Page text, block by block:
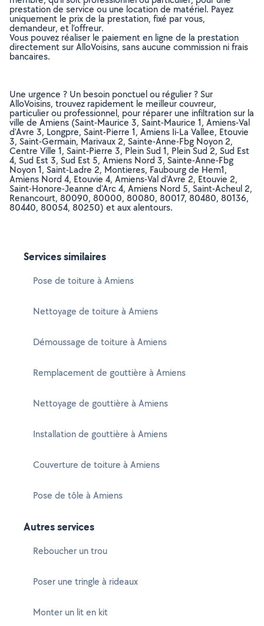
prestation de service ou une location de matériel. Payez
uniquement le prix de la prestation, fixé par vous,
demandeur, et l’offreur.
Vous pouvez réaliser le paiement en ligne de la prestation
directement sur AlloVoisins, sans aucune commission ni frais
bancaires.
Une urgence ? Un besoin ponctuel ou régulier ? Sur
AlloVoisins, trouvez rapidement le meilleur couvreur,
particulier ou professionnel, pour réparer une infiltration sur la
ville de Amiens (Saint-Maurice 3, Saint-Maurice 1, Amiens-Val
d'Avre 3, Longpre, Saint-Pierre 1, Amiens Ii-La Vallee, Etouvie
3, Saint-Germain, Marivaux 2, Sainte-Anne-Fbg Noyon 2,
Centre Ville 1, Saint-Pierre 3, Plein Sud 1, Plein Sud 2, Sud Est
4, Sud Est 3, Sud Est 5, Amiens Nord 3, Sainte-Anne-Fbg
Noyon 1, Saint-Ladre 2, Montieres, Faubourg de Hem1,
Amiens Nord 4, Etouvie 4, Amiens-Val d'Avre 2, Etouvie 2,
Saint-Honore-Jeanne d'Arc 4, Amiens Nord 5, Saint-Acheul 2,
Renancourt, 80090, 80000, 80080, 80017, 80480, 80136,
80440, 80054, 80250) et aux alentours.
Services similaires
Pose de toiture à Amiens
Nettoyage de toiture à Amiens
Démoussage de toiture à Amiens
Remplacement de gouttière à Amiens
Nettoyage de gouttière à Amiens
Installation de gouttière à Amiens
Couverture de toiture à Amiens
Pose de tôle à Amiens
Autres services
Reboucher un trou
Poser une tringle à rideaux
Monter un lit en kit